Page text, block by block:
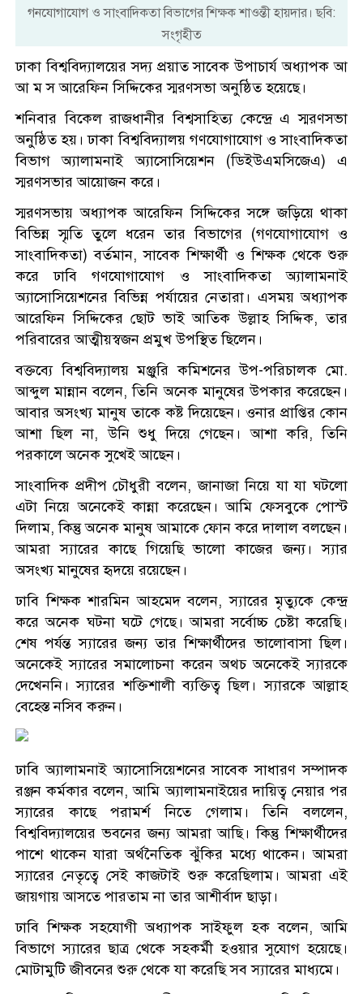
গনযোগাযোগ ও সাংবাদিকতা বিভাগের শিক্ষক শাওন্তী হায়দার। ছবি:
সংগৃহীত
ঢাকা বিশ্ববিদ্যালয়ের সদ্য প্রয়াত সাবেক উপাচার্য অধ্যাপক আ
আ ম স আরেফিন সিদ্দিকের স্মরণসভা অনুষ্ঠিত হয়েছে।
শনিবার বিকেল রাজধানীর বিশ্বসাহিত্য কেন্দ্রে এ স্মরণসভা
অনুষ্ঠিত হয়। ঢাকা বিশ্ববিদ্যালয় গণযোগাযোগ ও সাংবাদিকতা
বিভাগ অ্যালামনাই অ্যাসোসিয়েশন (ডিইউএমসিজেএ) এ
স্মরণসভার আয়োজন করে।
স্মরণসভায় অধ্যাপক আরেফিন সিদ্দিকের সঙ্গে জড়িয়ে থাকা
বিভিন্ন স্মৃতি তুলে ধরেন তার বিভাগের (গণযোগাযোগ ও
সাংবাদিকতা) বর্তমান, সাবেক শিক্ষার্থী ও শিক্ষক থেকে শুরু
করে ঢাবি গণযোগাযোগ ও সাংবাদিকতা অ্যালামনাই
অ্যাসোসিয়েশনের বিভিন্ন পর্যায়ের নেতারা। এসময় অধ্যাপক
আরেফিন সিদ্দিকের ছোট ভাই আতিক উল্লাহ সিদ্দিক, তার
পরিবারের আত্মীয়স্বজন প্রমুখ উপস্থিত ছিলেন।
বক্তব্যে বিশ্ববিদ্যালয় মঞ্জুরি কমিশনের উপ-পরিচালক মো.
আব্দুল মান্নান বলেন, তিনি অনেক মানুষের উপকার করেছেন।
আবার অসংখ্য মানুষ তাকে কষ্ট দিয়েছেন। ওনার প্রাপ্তির কোন
আশা ছিল না, উনি শুধু দিয়ে গেছেন। আশা করি, তিনি
পরকালে অনেক সুখেই আছেন।
সাংবাদিক প্রদীপ চৌধুরী বলেন, জানাজা নিয়ে যা যা ঘটলো
এটা নিয়ে অনেকেই কান্না করেছেন। আমি ফেসবুকে পোস্ট
দিলাম, কিন্তু অনেক মানুষ আমাকে ফোন করে দালাল বলছেন।
আমরা স্যারের কাছে গিয়েছি ভালো কাজের জন্য। স্যার
অসংখ্য মানুষের হৃদয়ে রয়েছেন।
ঢাবি শিক্ষক শারমিন আহমেদ বলেন, স্যারের মৃত্যুকে কেন্দ্র
করে অনেক ঘটনা ঘটে গেছে। আমরা সর্বোচ্চ চেষ্টা করেছি।
শেষ পর্যন্ত স্যারের জন্য তার শিক্ষার্থীদের ভালোবাসা ছিল।
অনেকেই স্যারের সমালোচনা করেন অথচ অনেকেই স্যারকে
দেখেননি। স্যারের শক্তিশালী ব্যক্তিত্ব ছিল। স্যারকে আল্লাহ
বেহেস্ত নসিব করুন।
ঢাবি অ্যালামনাই অ্যাসোসিয়েশনের সাবেক সাধারণ সম্পাদক
রঞ্জন কর্মকার বলেন, আমি অ্যালামনাইয়ের দায়িত্ব নেয়ার পর
স্যারের কাছে পরামর্শ নিতে গেলাম। তিনি বললেন,
বিশ্ববিদ্যালয়ের ভবনের জন্য আমরা আছি। কিন্তু শিক্ষার্থীদের
পাশে থাকেন যারা অর্থনৈতিক ঝুঁকির মধ্যে থাকেন। আমরা
স্যারের নেতৃত্বে সেই কাজটাই শুরু করেছিলাম। আমরা এই
জায়গায় আসতে পারতাম না তার আশীর্বাদ ছাড়া।
ঢাবি শিক্ষক সহযোগী অধ্যাপক সাইফুল হক বলেন, আমি
বিভাগে স্যারের ছাত্র থেকে সহকর্মী হওয়ার সুযোগ হয়েছে।
মোটামুটি জীবনের শুরু থেকে যা করেছি সব স্যারের মাধ্যমে।